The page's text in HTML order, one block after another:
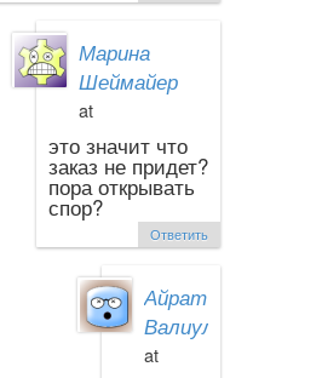
Марина
Шеймайер
at
это значит что
заказ не придет?
пора открывать
спор?
Ответить
Айрат
Валиуллин
at